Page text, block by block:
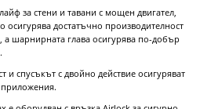
за стени и тавани с мощен двигател,
осигурява достатъчно производителност
а шарнирната глава осигурява по-добър
и спусъкът с двойно действие осигуряват
приложения.